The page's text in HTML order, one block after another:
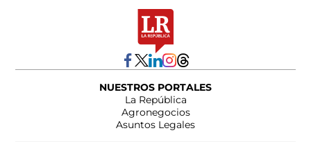
NUESTROS PORTALES
La República
Agronegocios
Asuntos Legales